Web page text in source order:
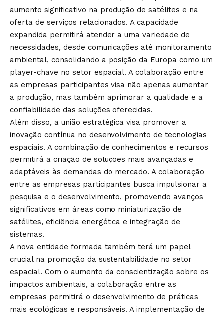
aumento significativo na produção de satélites e na
oferta de serviços relacionados. A capacidade
expandida permitirá atender a uma variedade de
necessidades, desde comunicações até monitoramento
ambiental, consolidando a posição da Europa como um
player-chave no setor espacial. A colaboração entre
as empresas participantes visa não apenas aumentar
a produção, mas também aprimorar a qualidade e a
confiabilidade das soluções oferecidas.
Além disso, a união estratégica visa promover a
inovação contínua no desenvolvimento de tecnologias
espaciais. A combinação de conhecimentos e recursos
permitirá a criação de soluções mais avançadas e
adaptáveis às demandas do mercado. A colaboração
entre as empresas participantes busca impulsionar a
pesquisa e o desenvolvimento, promovendo avanços
significativos em áreas como miniaturização de
satélites, eficiência energética e integração de
sistemas.
A nova entidade formada também terá um papel
crucial na promoção da sustentabilidade no setor
espacial. Com o aumento da conscientização sobre os
impactos ambientais, a colaboração entre as
empresas permitirá o desenvolvimento de práticas
mais ecológicas e responsáveis. A implementação de